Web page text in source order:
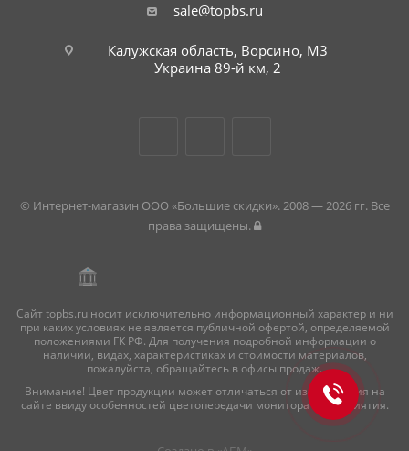
sale@topbs.ru
Калужская область, Ворсино, М3
Украина 89-й км, 2
© Интернет-магазин ООО «Большие скидки». 2008 — 2026 гг. Все
права защищены.
Сайт topbs.ru носит исключительно информационный характер и ни
при каких условиях не является публичной офертой, определяемой
положениями ГК РФ. Для получения подробной информации о
наличии, видах, характеристиках и стоимости материалов,
пожалуйста, обращайтесь в офисы продаж.
Внимание! Цвет продукции может отличаться от изображения на
сайте ввиду особенностей цветопередачи монитора и восприятия.